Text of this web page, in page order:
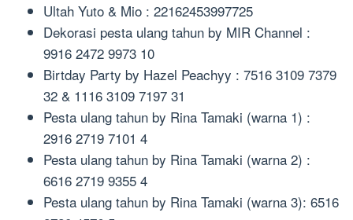
Ultah Yuto & Mio : 22162453997725
Dekorasi pesta ulang tahun by MIR Channel :
9916 2472 9973 10
Birtday Party by Hazel Peachyy : 7516 3109 7379
32 & 1116 3109 7197 31
Pesta ulang tahun by Rina Tamaki (warna 1) :
2916 2719 7101 4
Pesta ulang tahun by Rina Tamaki (warna 2) :
6616 2719 9355 4
Pesta ulang tahun by Rina Tamaki (warna 3): 6516